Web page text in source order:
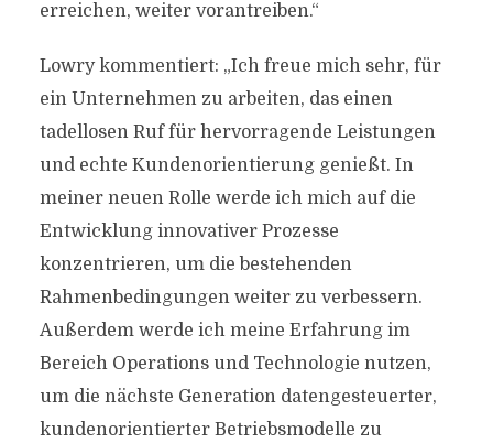
erreichen, weiter vorantreiben.“
Lowry kommentiert: „Ich freue mich sehr, für
ein Unternehmen zu arbeiten, das einen
tadellosen Ruf für hervorragende Leistungen
und echte Kundenorientierung genießt. In
meiner neuen Rolle werde ich mich auf die
Entwicklung innovativer Prozesse
konzentrieren, um die bestehenden
Rahmenbedingungen weiter zu verbessern.
Außerdem werde ich meine Erfahrung im
Bereich Operations und Technologie nutzen,
um die nächste Generation datengesteuerter,
kundenorientierter Betriebsmodelle zu